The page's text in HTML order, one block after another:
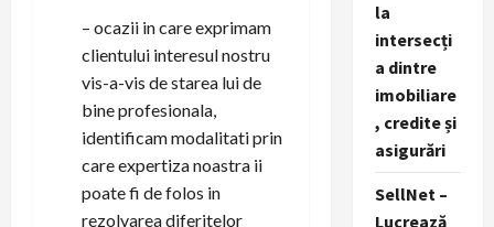
– ocazii in care exprimam
clientului interesul nostru
vis-a-vis de starea lui de
bine profesionala,
identificam modalitati prin
care expertiza noastra ii
poate fi de folos in
rezolvarea diferitelor
la
intersecți
a dintre
imobiliare
, credite și
asigurări
SellNet –
Lucrează